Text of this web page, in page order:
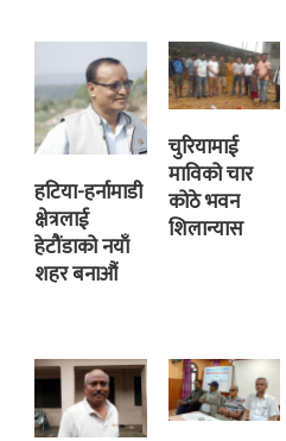
हटिया-हर्नामाडी
क्षेत्रलाई
हेटौंडाको नयाँ
शहर बनाऔं
चुरियामाई
माविको चार
कोठे भवन
शिलान्यास